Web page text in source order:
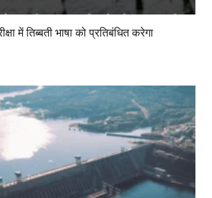
में तिब्बती भाषा को प्रतिबंधित करेगा